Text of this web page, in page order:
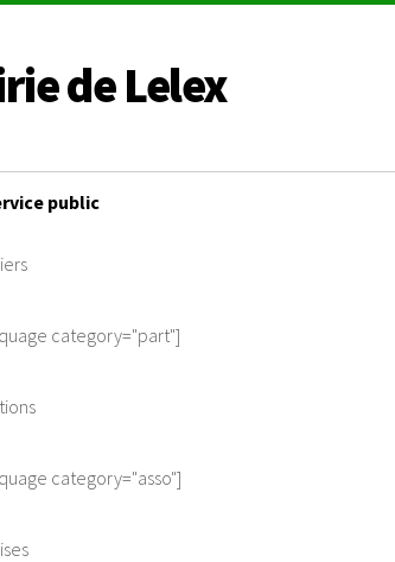
de Lelex
public
category="part"]
category="asso"]